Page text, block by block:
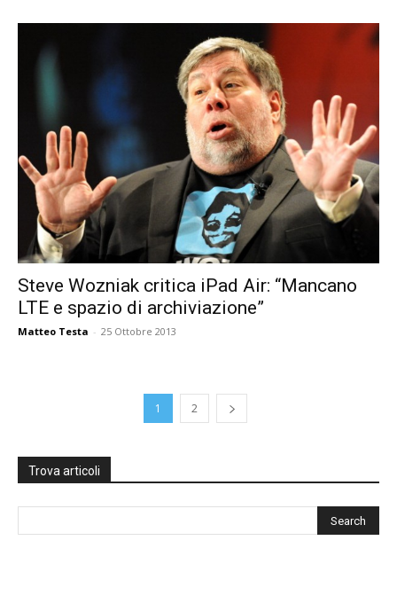
Steve Wozniak critica iPad Air: “Mancano
LTE e spazio di archiviazione”
Matteo Testa - 25 Ottobre 2013
1 2
Trova articoli